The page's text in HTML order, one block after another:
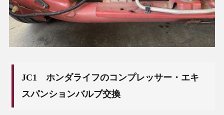
JC1 ホンダライフのコンプレッサー・エキ
スパンションバルブ交換